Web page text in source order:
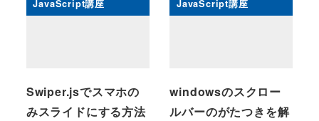
JavaScript講座
Swiper.jsでスマホの
みスライドにする方法
JavaScript講座
windowsのスクロー
ルバーのがたつきを解